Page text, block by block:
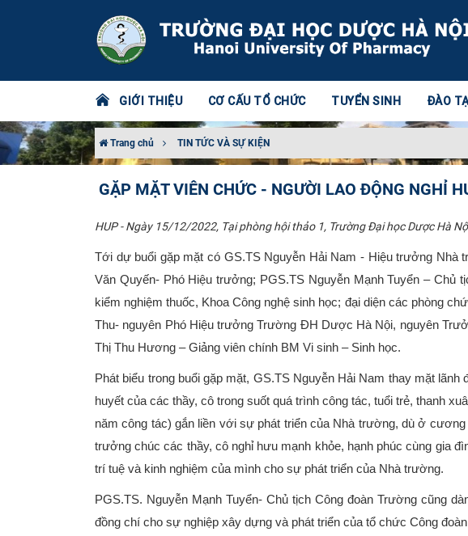
GIỚI THIỆU CƠ CẤU TỔ CHỨC TUYỂN SINH ĐÀO
Trang chủ TIN TỨC VÀ SỰ KIỆN
GẶP MẶT VIÊN CHỨC - NGƯỜI LAO ĐỘNG NGHỈ
HUP - Ngày 15/12/2022, Tại phòng hội thảo 1, Trường Đại học Dược Hà
Tới dự buổi gặp mặt có GS.TS Nguyễn Hải Nam - Hiệu trưởng
Văn Quyến- Phó Hiệu trưởng; PGS.TS Nguyễn Mạnh Tuyển –
kiểm nghiệm thuốc, Khoa Công nghệ sinh học; đại diện các phòng
Thu- nguyên Phó Hiệu trưởng Trường ĐH Dược Hà Nội, nguyên
Thị Thu Hương – Giảng viên chính BM Vi sinh – Sinh học.
Phát biểu trong buổi gặp mặt, GS.TS Nguyễn Hải Nam thay mặt
huyết của các thầy, cô trong suốt quá trình công tác, tuổi trẻ, thanh
năm công tác) gắn liền với sự phát triển của Nhà trường, dù ở
trưởng chúc các thầy, cô nghỉ hưu mạnh khỏe, hạnh phúc cùng gia
trí tuệ và kinh nghiệm của mình cho sự phát triển của Nhà trường.
PGS.TS. Nguyễn Mạnh Tuyển- Chủ tịch Công đoàn Trường cũng
đồng chí cho sự nghiệp xây dựng và phát triển của tổ chức Công